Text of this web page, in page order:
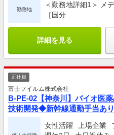
勤務地
＜勤務地詳細1＞ メ
［国分...
詳細を見る
正社員
富士フイルム株式会社
B-PE-02【神奈川】バイオ医
技術開発◆新幹線通勤手当あ
女性活躍 上場企業